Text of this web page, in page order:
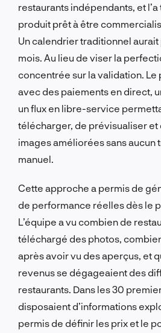
restaurants indépendants, et
produit prêt à être
Un calendrier traditionnel aurait
mois. Au lieu de viser la
concentrée sur la validation. Le
avec des paiements en direct,
un flux en libre-service
télécharger, de prévisualiser et
images améliorées sans aucun
manuel.
Cette approche a permis de
de performance réelles dès le
L’équipe a vu combien de
téléchargé des photos,
après avoir vu des aperçus, et
revenus se dégageaient des
restaurants. Dans les 30
disposaient d’informations
permis de définir les prix et le